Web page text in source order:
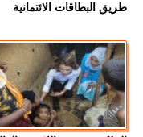
طريق البطاقات الائتمانية